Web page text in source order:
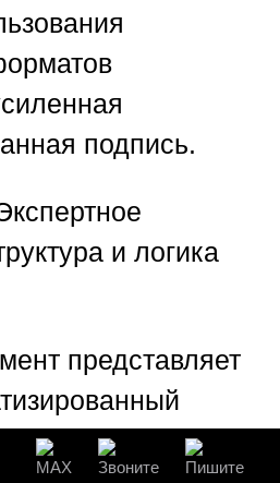
подпись.
и логика
представляет
из вводной